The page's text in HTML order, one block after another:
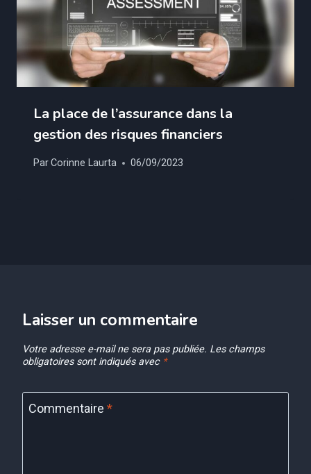
La place de l’assurance dans la
gestion des risques financiers
ParCorinne Laurta 06/09/2023
Laisser un commentaire
Votre adresse e-mail ne sera pas publiée. Les champs
obligatoires sont indiqués avec *
Commentaire *